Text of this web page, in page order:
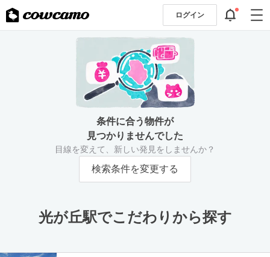
ログイン
条件に合う物件が
見つかりませんでした
目線を変えて、新しい発見をしませんか？
検索条件を変更する
光が丘駅でこだわりから探す